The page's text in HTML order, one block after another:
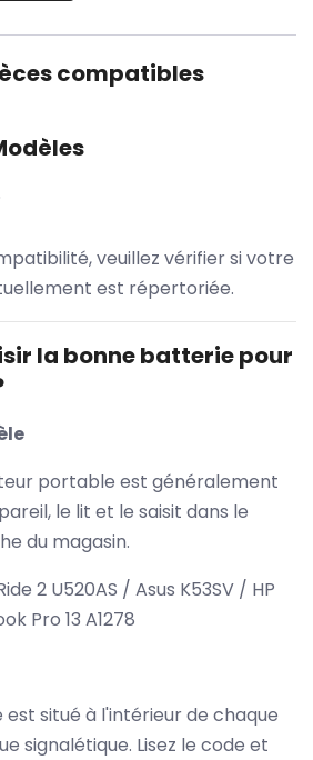
compatibles
veuillez vérifier si votre
est répertoriée.
la bonne batterie pour
portable est généralement
le lit et le saisit dans le
du magasin.
2 U520AS / Asus K53SV / HP
Pro 13 A1278
situé à l'intérieur de chaque
signalétique. Lisez le code et